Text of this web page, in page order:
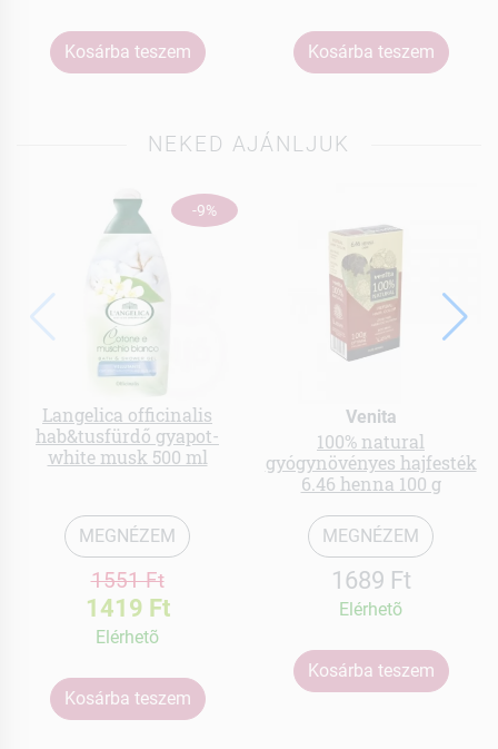
Kosárba teszem Kosárba teszem
NEKED AJÁNLJUK
-9%
Langelica officinalis
hab&tusfürdő gyapot-
white musk 500 ml
MEGNÉZEM
1551 Ft
1419 Ft
Elérhetõ
Kosárba teszem
Venita
100% natural
gyógynövényes hajfesték
6.46 henna 100 g
MEGNÉZEM
1689 Ft
Elérhetõ
Kosárba teszem